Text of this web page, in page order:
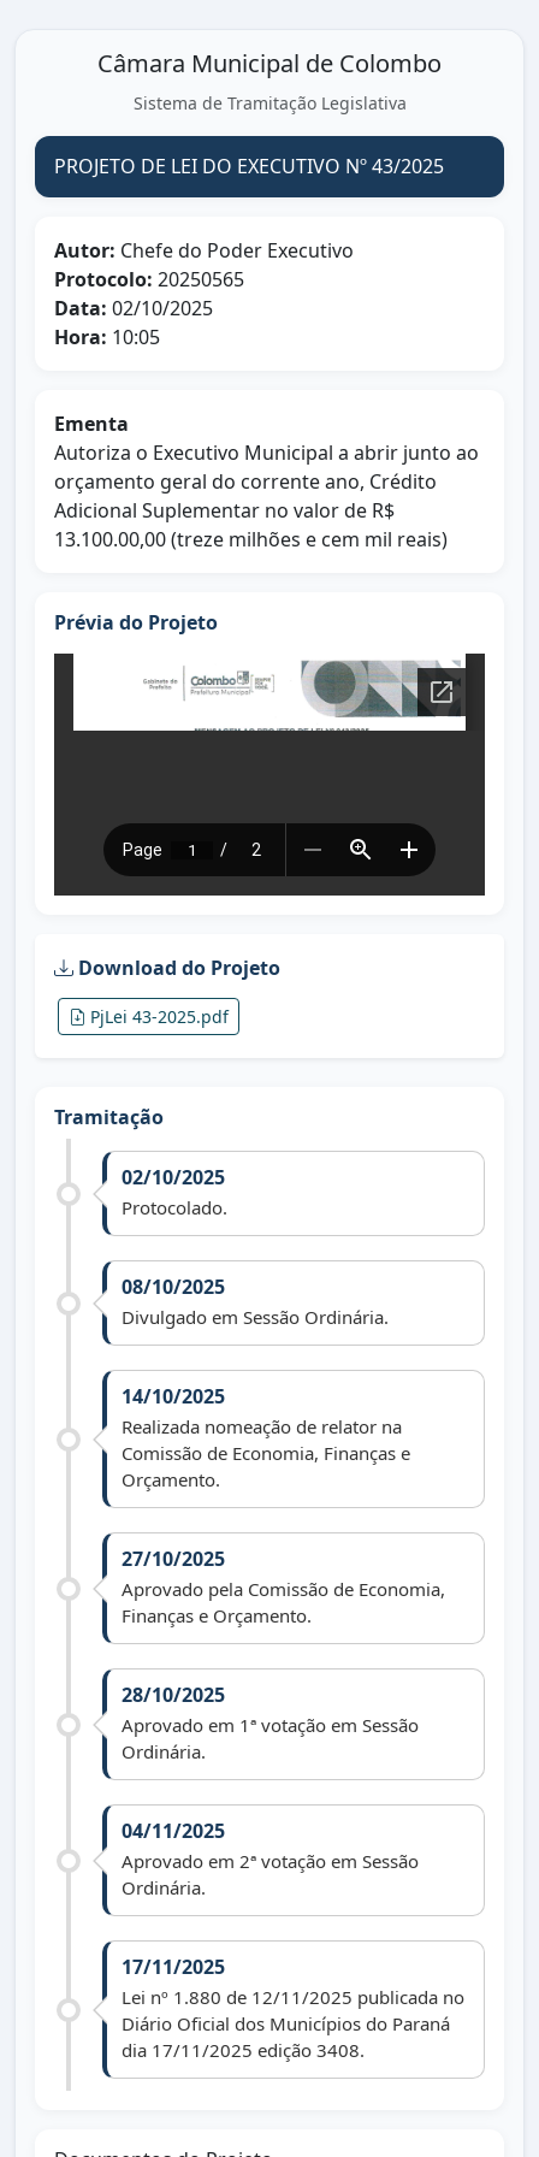
Câmara Municipal de Colombo
Sistema de Tramitação Legislativa
PROJETO DE LEI DO EXECUTIVO Nº 43/2025
Autor: Chefe do Poder Executivo
Protocolo: 20250565
Data: 02/10/2025
Hora: 10:05
Ementa
Autoriza o Executivo Municipal a abrir junto ao
orçamento geral do corrente ano, Crédito
Adicional Suplementar no valor de R$
13.100.00,00 (treze milhões e cem mil reais)
Prévia do Projeto
Download do Projeto
PjLei 43-2025.pdf
Tramitação
02/10/2025
Protocolado.
08/10/2025
Divulgado em Sessão Ordinária.
14/10/2025
Realizada nomeação de relator na
Comissão de Economia, Finanças e
Orçamento.
27/10/2025
Aprovado pela Comissão de Economia,
Finanças e Orçamento.
28/10/2025
Aprovado em 1ª votação em Sessão
Ordinária.
04/11/2025
Aprovado em 2ª votação em Sessão
Ordinária.
17/11/2025
Lei nº 1.880 de 12/11/2025 publicada no
Diário Oficial dos Municípios do Paraná
dia 17/11/2025 edição 3408.